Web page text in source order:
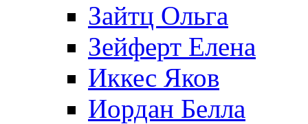
Зайтц Ольга
Зейферт Елена
Иккес Яков
Иордан Белла